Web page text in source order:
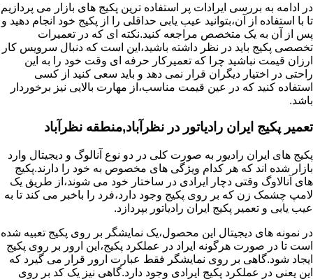
در ادامه به بررسی ایرادات پر استفاده ترین پکیج های بازار می پردازیم
تا با استفاده از آن،بتوانید عیب یابی حداقلی را از پکیج خود انجام دهید و
پس از آن به یک متخصص مراجعه کنید.نکته ای که در تعمیرات
تخصصی پکیج باید در نظر داشته باشید،این است که دنبال سرویس کار
ارزان قیمت نباشید چرا که تعمیرکار حرفه ای وقت خود را به این
راحتی در اختیار دیگران قرار نمی دهد و باید سعی کنید از کسی
استفاده کنید که در عین قیمت مناسب،از مهارت بالایی نیز برخوردار
باشد.
تعمیر پکیج ایران رادیاتور در نظرآباد,منطقه نظرآباد
پکیج های ایران رادیور به صورت کلی در دو نوع آنالوگ و دیجیتال وارد
بازار شده اند که هر کدام ویژگی های مخصوص به خود را دارند.پکیج
های آنالاوگ وقتی دچار ایرادی در ساختار خود می شوند،از طریق یک
لامپ چشمک زن که بر روی پکیج وجود دارد،فرد را باخبر می کند تا به
عیب یابی و تعمیر پکیج ایران رادیاتور بپردازد.
در نمونه های دیجیتال این محصول،یک نمایشگر بر روی پکیج تعبیه شده
است تا در صورت هرگونه ایراد در عملکرد پکیج،این ارور بر روی پکیج
ایجاد شود.گاهی بر روی نمایشگر فقط عبارت ارور قرار می گیرد که
این یعنی در عملکرد پکیج ایرادی وجود دارد.گاهی نیز یک کد بر روی